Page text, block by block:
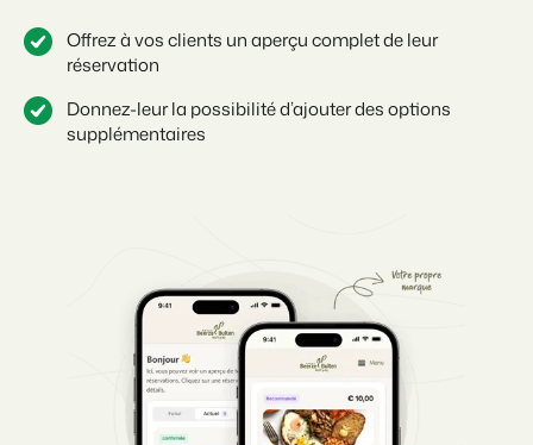
Offrez à vos clients un aperçu complet de leur
réservation
Donnez-leur la possibilité d’ajouter des options
supplémentaires